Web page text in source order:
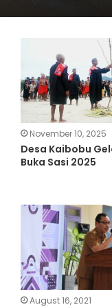
November 10, 2025
Desa Kaibobu
Buka Sasi 2025
August 16, 2021